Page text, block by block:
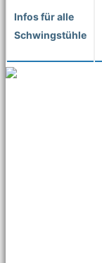
Infos für alle
Schwingstühle